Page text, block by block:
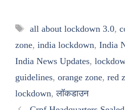
Tags
all about lockdown 3.0,
zone, india lockdown, India
India News Updates,
guidelines, orange zone, red
lockdown,लॉकडाउन